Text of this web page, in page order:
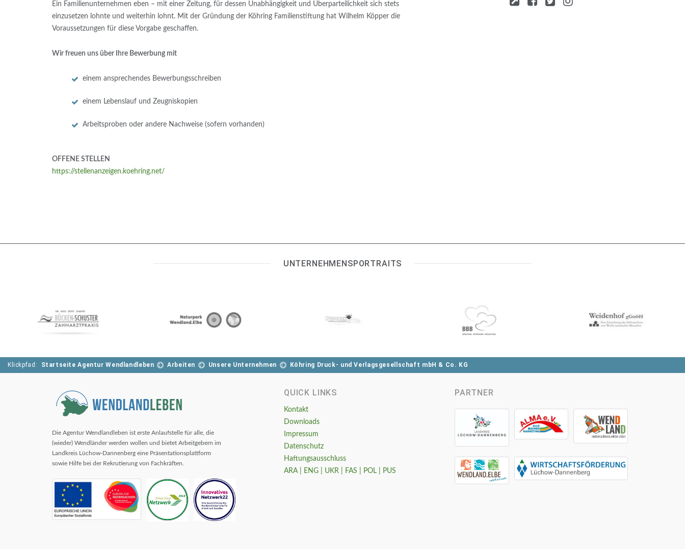
Ein Familienunternehmen eben – mit einer Zeitung, für dessen Unabhängigkeit und Überparteilichkeit sich stets
einzusetzen lohnte und weiterhin lohnt. Mit der Gründung der Köhring Familienstiftung hat Wilhelm Köpper die
Voraussetzungen für diese Vorgabe geschaffen.
Wir freuen uns über Ihre Bewerbung mit
einem ansprechendes Bewerbungsschreiben
einem Lebenslauf und Zeugniskopien
Arbeitsproben oder andere Nachweise (sofern vorhanden)
OFFENE STELLEN
https://stellenanzeigen.koehring.net/
UNTERNEHMENSPORTRAITS
Klickpfad: Startseite Agentur Wendlandleben Arbeiten Unsere Unternehmen Köhring Druck- und Verlagsgesellschaft mbH & Co. KG
Die Agentur Wendlandleben ist erste Anlaufstelle für alle, die
(wieder) Wendländer werden wollen und bietet Arbeitgebern im
Landkreis Lüchow-Dannenberg eine Präsentationsplattform
sowie Hilfe bei der Rekrutierung von Fachkräften.
QUICK LINKS
Kontakt
Downloads
Impressum
Datenschutz
Haftungsausschluss
ARA | ENG | UKR | FAS | POL | PUS
PARTNER